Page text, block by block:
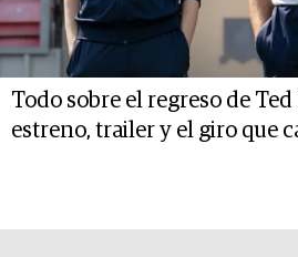
Todo sobre el regreso de
estreno, trailer y el giro que